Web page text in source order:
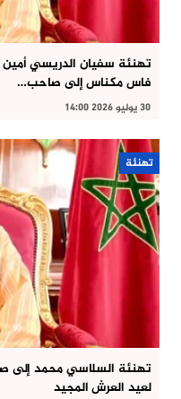
تهنئة سفيان الدريسي أمين
فاس مكناس إلى صاحب…
30 يوليو 2026 14:00
تهنئة
لعيد العرش المجيد